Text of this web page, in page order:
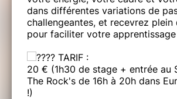
dans différentes variations de
challengeantes, et recevrez plein
pour faciliter votre
TARIF :
20 € (1h30 de stage + entrée au
The Rock's de 16h à 20h dans
!)